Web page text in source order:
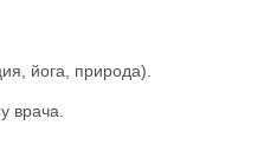
йога, природа).
врача.